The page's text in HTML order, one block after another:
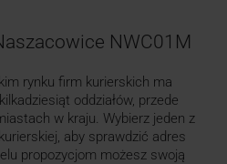
NWC01M
rynku firm kurierskich ma
oddziałów, przede
w kraju. Wybierz jeden z
aby sprawdzić adres
propozycjom możesz swoją